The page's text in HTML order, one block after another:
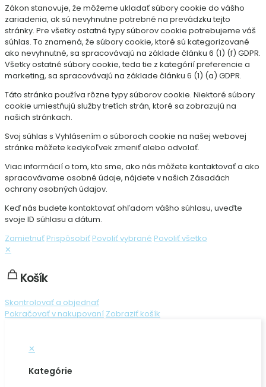
Zákon stanovuje, že môžeme ukladať súbory cookie do vášho
zariadenia, ak sú nevyhnutne potrebné na prevádzku tejto
stránky. Pre všetky ostatné typy súborov cookie potrebujeme váš
súhlas. To znamená, že súbory cookie, ktoré sú kategorizované
ako nevyhnutné, sa spracovávajú na základe článku 6 (1) (f) GDPR.
Všetky ostatné súbory cookie, teda tie z kategórií preferencie a
marketing, sa spracovávajú na základe článku 6 (1) (a) GDPR.
Táto stránka používa rôzne typy súborov cookie. Niektoré súbory
cookie umiestňujú služby tretích strán, ktoré sa zobrazujú na
našich stránkach.
Svoj súhlas s Vyhlásením o súboroch cookie na našej webovej
stránke môžete kedykoľvek zmeniť alebo odvolať.
Viac informácií o tom, kto sme, ako nás môžete kontaktovať a ako
spracovávame osobné údaje, nájdete v našich Zásadách
ochrany osobných údajov.
Keď nás budete kontaktovať ohľadom vášho súhlasu, uveďte
svoje ID súhlasu a dátum.
Zamietnuť Prispôsobiť Povoliť vybrané Povoliť všetko
✕
Košík
Skontrolovať a objednať
Pokračovať v nakupovaní Zobraziť košík
✕
Kategórie